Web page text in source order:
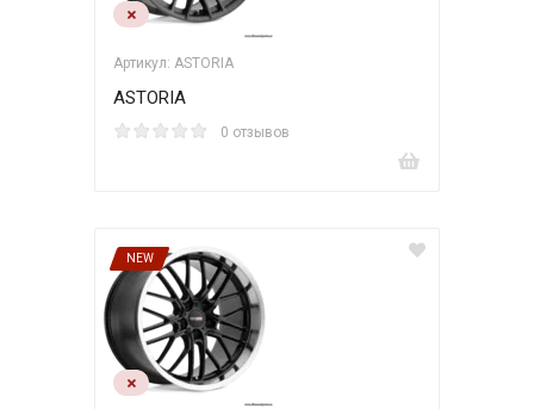
Артикул: ASTORIA
ASTORIA
0 отзывов
NEW